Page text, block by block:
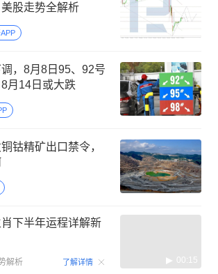
股走势全解析
，8月8日95、92号
月14日或大跌
钴精矿出口禁令，
下半年运程详解新
解析 了解详情 00:15